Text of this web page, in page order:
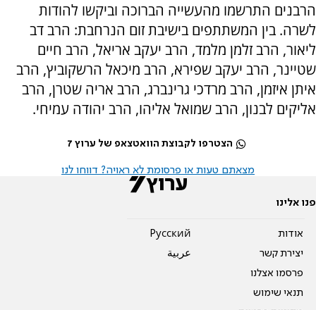
הרבנים התרשמו מהעשייה הברוכה וביקשו להודות
לשרה. בין המשתתפים בישיבת זום הנרחבת: הרב דב
ליאור, הרב זלמן מלמד, הרב יעקב אריאל, הרב חיים
שטיינר, הרב יעקב שפירא, הרב מיכאל הרשקוביץ, הרב
איתן איזמן, הרב מרדכי גרינברג, הרב אריה שטרן, הרב
אליקים לבנון, הרב שמואל אליהו, הרב יהודה עמיחי.
הצטרפו לקבוצת הוואטצאפ של ערוץ 7
מצאתם טעות או פרסומת לא ראויה? דווחו לנו
פנו אלינו
אודות
יצירת קשר
פרסמו אצלנו
תנאי שימוש
Pусский
عربية